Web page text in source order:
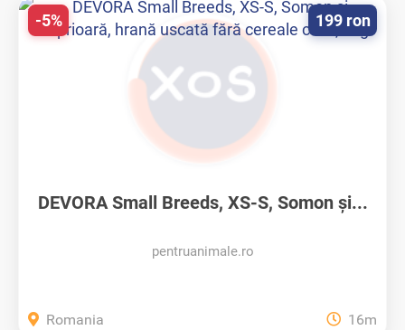
DEVORA Small Breeds, XS-S, Somon și...
pentruanimale.ro
199 ron
-5%
Romania 16m